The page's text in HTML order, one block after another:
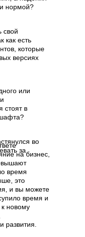
нормой?
свой
как есть
которые
версиях
или
стоят в
во
за
на бизнес,
время
это
и вы можете
время и
новому
развития.